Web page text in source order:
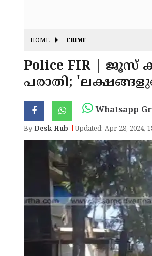
HOME CRIME
Police FIR | ജൂസ്
പരാതി;
Whatsapp
ByDesk Hub Updated: Apr 28, 2024,